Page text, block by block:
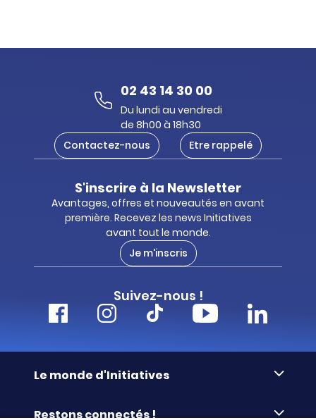
02 43 14 30 00
Du lundi au vendredi
de 8h00 à 18h30
Contactez-nous
Etre rappelé
S'inscrire à la Newsletter
Avantages, offres et nouveautés en avant
première. Recevez les news Initiatives
avant tout le monde.
Je m'inscris
Suivez-nous !
Le monde d'Initiatives
Restons connectés !